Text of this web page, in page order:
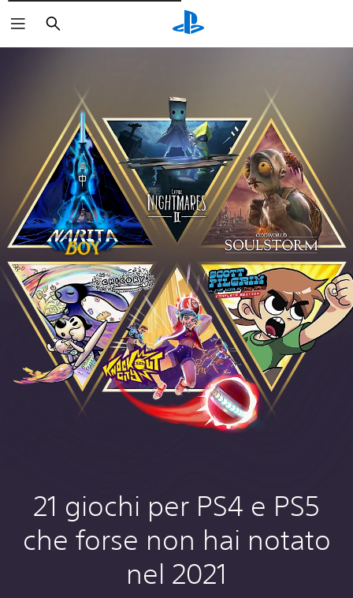
Cerca
21 giochi per PS4 e PS5
che forse non hai notato
nel 2021